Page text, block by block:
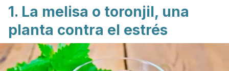
1. La melisa o toronjil, una
planta contra el estrés